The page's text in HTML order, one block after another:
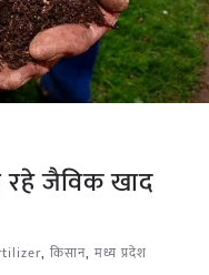
जैविक खाद
, किसान, मध्य प्रदेश